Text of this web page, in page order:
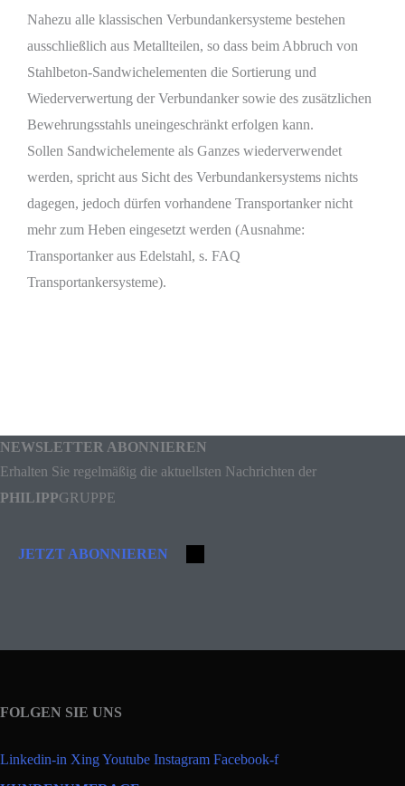
Nahezu alle klassischen Verbundankersysteme bestehen
ausschließlich aus Metallteilen, so dass beim Abbruch von
Stahlbeton-Sandwichelementen die Sortierung und
Wiederverwertung der Verbundanker sowie des zusätzlichen
Bewehrungsstahls uneingeschränkt erfolgen kann.
Sollen Sandwichelemente als Ganzes wiederverwendet
werden, spricht aus Sicht des Verbundankersystems nichts
dagegen, jedoch dürfen vorhandene Transportanker nicht
mehr zum Heben eingesetzt werden (Ausnahme:
Transportanker aus Edelstahl, s. FAQ
Transportankersysteme).
NEWSLETTER ABONNIEREN
Erhalten Sie regelmäßig die aktuellsten Nachrichten der
PHILIPPGRUPPE
JETZT ABONNIEREN
FOLGEN SIE UNS
Linkedin-in XingYoutube Instagram Facebook-f